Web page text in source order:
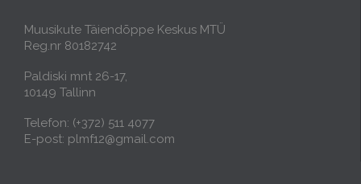
Muusikute Täiendõppe Keskus MTÜ
Reg.nr 80182742
Paldiski mnt 26-17,
10149 Tallinn
Telefon: (+372) 511 4077
E-post: plmf12@gmail.com